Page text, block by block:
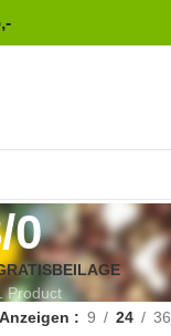
0
Product
Anzeigen 9 24 36